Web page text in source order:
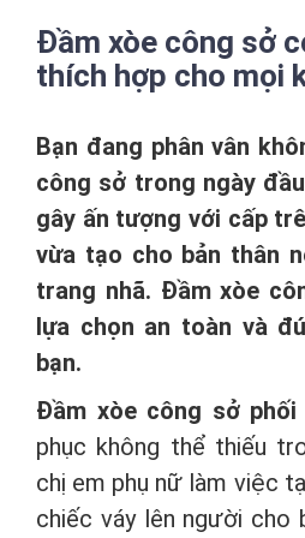
Đầm xòe công sở
thích hợp cho mọi
Bạn đang phân vân
công sở trong ngày
gây ấn tượng với cấp
vừa tạo cho bản thân
trang nhã. Đầm xòe
lựa chọn an toàn và
bạn.
Đầm xòe công sở phối
phục không thể thiếu
chị em phụ nữ làm việc
chiếc váy lên người cho